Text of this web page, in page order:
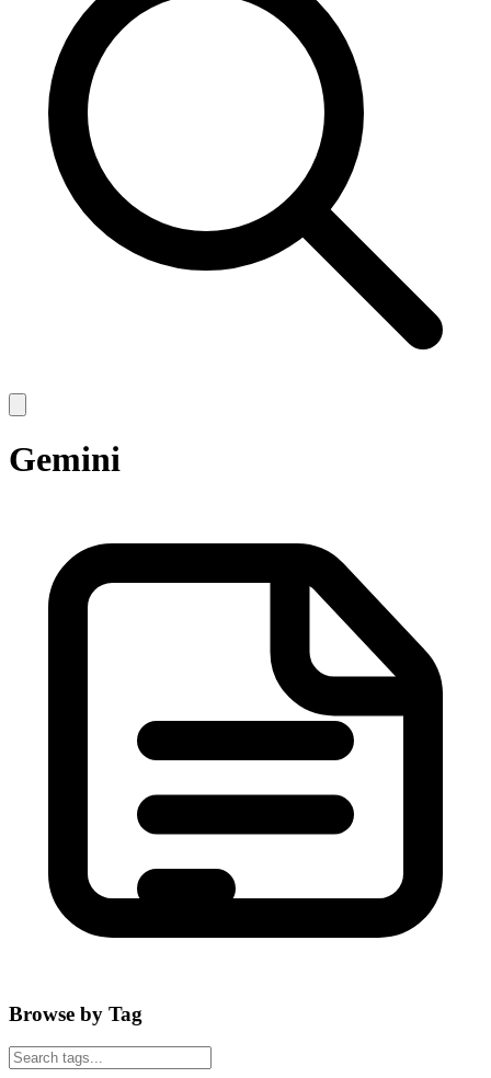
main
Gemini
Browse by Tag